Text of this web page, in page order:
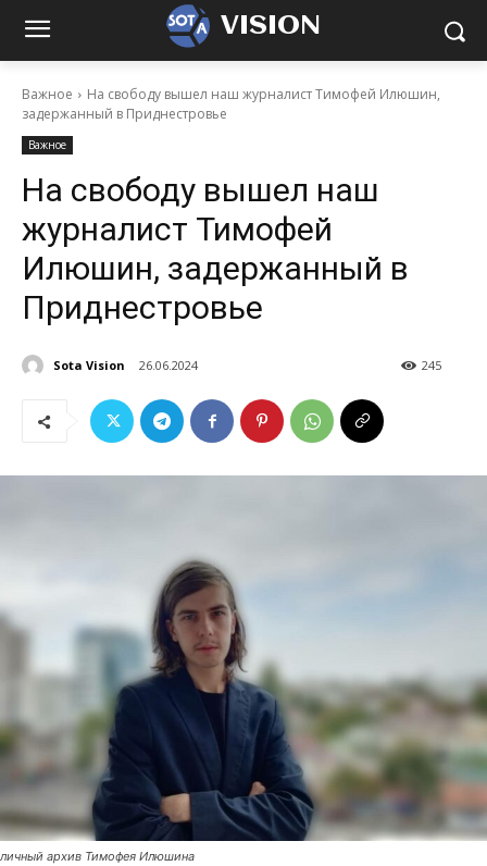
VISION
Важное
На свободу вышел наш журналист Тимофей Илюшин,
задержанный в Приднестровье
Важное
На свободу вышел наш
журналист Тимофей
Илюшин, задержанный в
Приднестровье
Sota Vision 26.06.2024 245
личный архив Тимофея Илюшина